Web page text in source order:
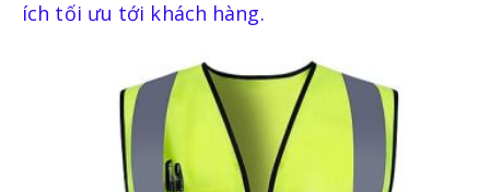
ích tối ưu tới khách hàng.